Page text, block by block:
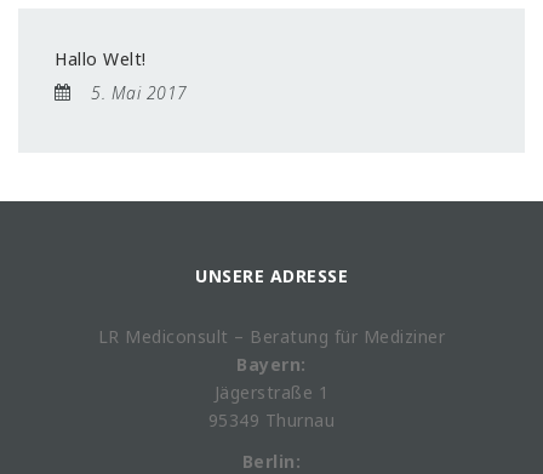
Hallo Welt!
5. Mai 2017
UNSERE ADRESSE
LR Mediconsult – Beratung für Mediziner
Bayern:
Jägerstraße 1
95349 Thurnau
Berlin: